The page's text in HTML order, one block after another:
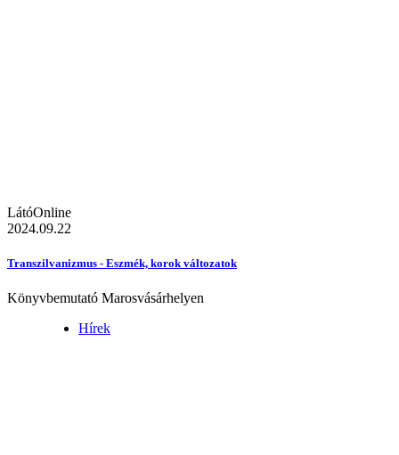
LátóOnline
2024.09.22
Transzilvanizmus - Eszmék, korok változatok
Könyvbemutató Marosvásárhelyen
Hírek